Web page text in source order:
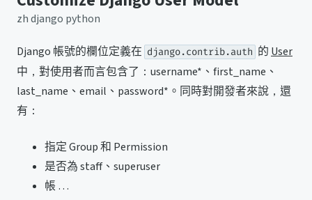
zhdjango python
Django 帳號的欄位定義在 django.contrib.auth 的 User
中，對使用者而言包含了：username*、first_name、
last_name、email、password*。同時對開發者來說，還
有：
指定 Group 和 Permission
是否為 staff、superuser
帳 …